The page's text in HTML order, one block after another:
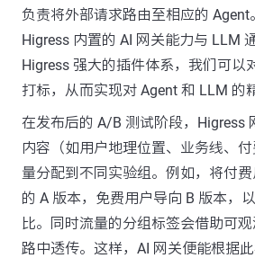
负责将外部请求路由至相应的 Agent
Higress 内置的 AI 网关能力与 LLM
Higress 强大的插件体系，我们可以
打标，从而实现对 Agent 和 LLM 的
在发布后的 A/B 测试阶段，Higress
内容（如用户地理位置、业务线、
量分配到不同实验组。例如，将付
的 A 版本，免费用户导向 B 版本，
比。同时流量的分组标签会借助可
路中透传。这样，AI 网关便能根据